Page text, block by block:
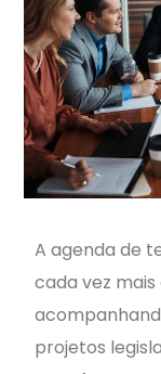
A agenda de
cada vez
projetos